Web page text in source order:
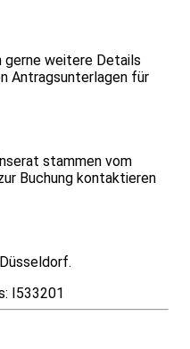
gerne weitere Details
Antragsunterlagen für
stammen vom
Buchung kontaktieren
I533201